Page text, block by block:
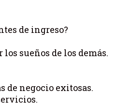
de ingreso?
sueños de los demás.
de negocio exitosas.